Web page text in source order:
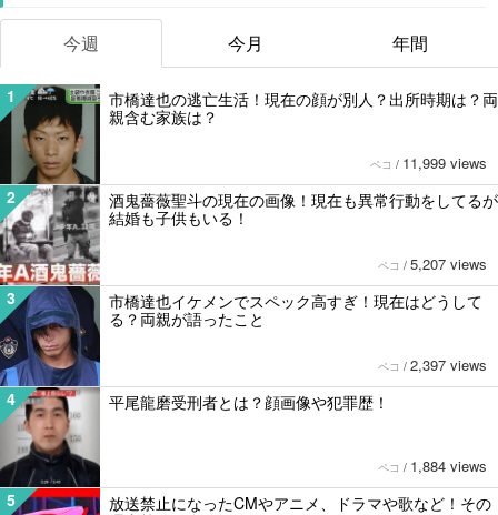
今週 今月 年間
1
市橋達也の逃亡生活！現在の顔が別人？出所時期は？両
親含む家族は？
ペコ / 11,999 views
2
酒鬼薔薇聖斗の現在の画像！現在も異常行動をしてるが
結婚も子供もいる！
ペコ / 5,207 views
3
市橋達也イケメンでスペック高すぎ！現在はどうして
る？両親が語ったこと
ペコ / 2,397 views
4 平尾龍磨受刑者とは？顔画像や犯罪歴！
ペコ / 1,884 views
5
放送禁止になったCMやアニメ、ドラマや歌など！その